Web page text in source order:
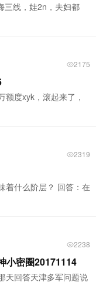
三线，娃2n，夫妇都
2175
度xyk，滚起来了，
2319
着什么阶层？ 回答：在
2238
小密圈20171114
天回答天津多军问题说